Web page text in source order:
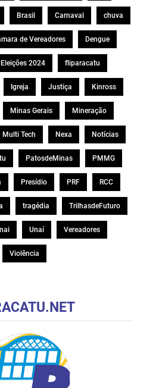
Brasil Carnaval chuva
de Vereadores Dengue
Eleições 2024 fliparacatu
Igreja Justiça Kinross
Minas Gerais Mineração
Multi Tech Nexa Notícias
PatosdeMinas PMMG
Presídio PRF RCC
tragédia TrilhasdeFuturo
Unaí Vereadores
Violência